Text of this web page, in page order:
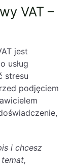
VAT –
jest
usług
stresu
podjęciem
i chcesz